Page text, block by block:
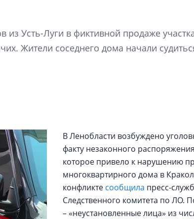
из Усть-Луги в фиктивной продаже
Жители соседнего дома начали
В Ленобласти возбуждено
факту незаконного
которое привело к нарушению
многоквартирного дома в
конфликте сообщила пресс-
Следственного комитета по ЛО.
– «неустановленные лица» из